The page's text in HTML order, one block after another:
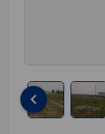
keyboard_arrow_left